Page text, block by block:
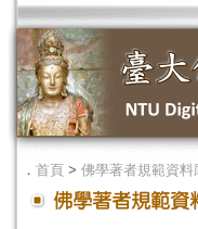
． 首頁 > 佛學著者規範資料